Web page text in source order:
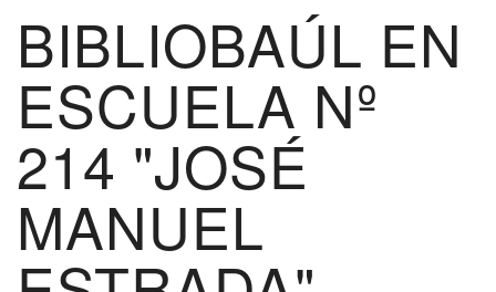
BIBLIOBAÚL EN
ESCUELA Nº
214 "JOSÉ
MANUEL